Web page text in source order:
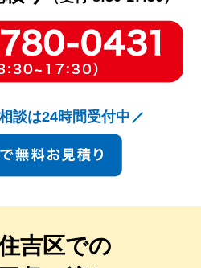
談は24時間受付中
吉区での